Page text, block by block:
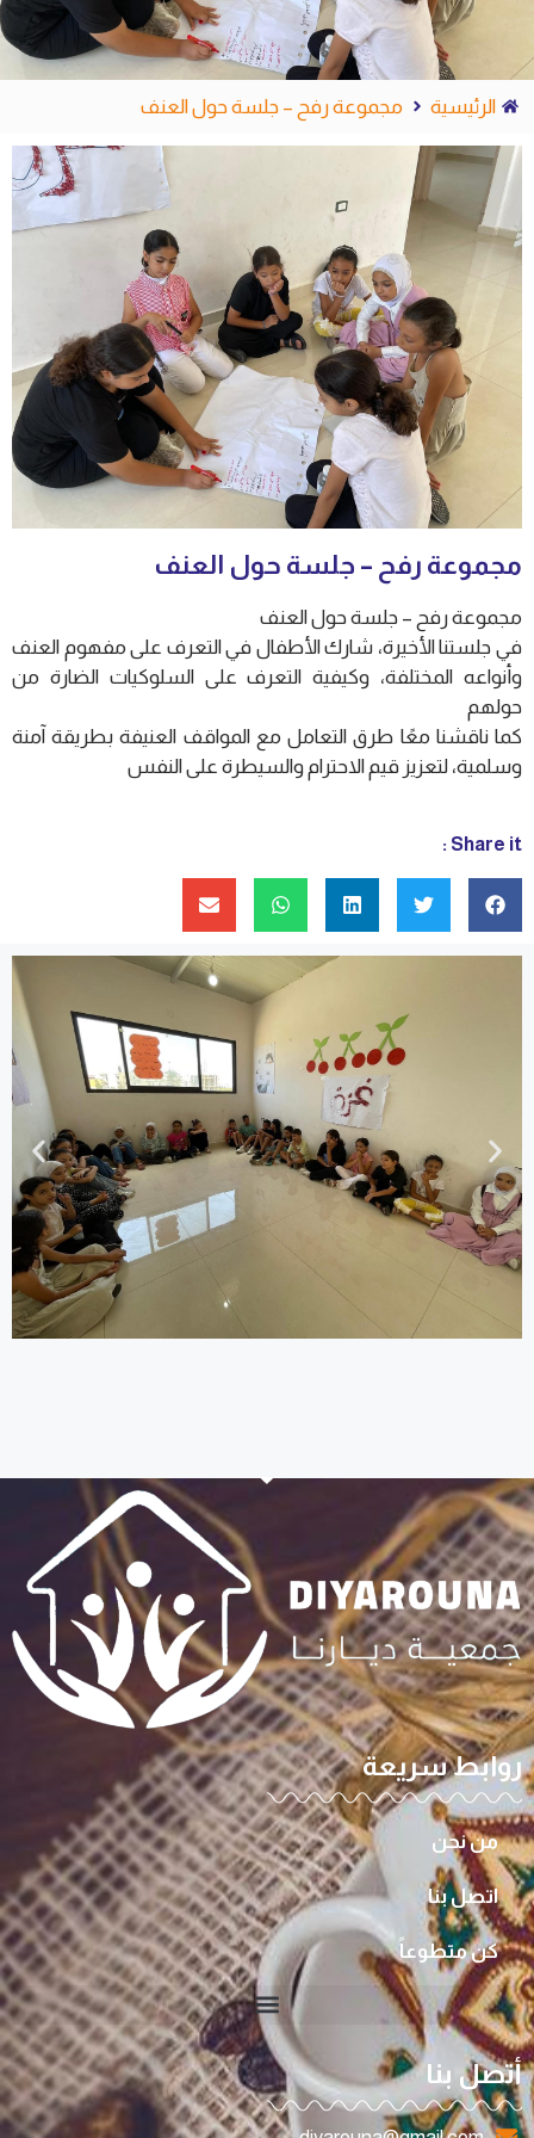
الرئيسية مجموعة رفح – جلسة حول العنف
مجموعة رفح – جلسة حول العنف
مجموعة رفح – جلسة حول العنف
في جلستنا الأخيرة، شارك الأطفال في التعرف على مفهوم العنف
وأنواعه المختلفة، وكيفية التعرف على السلوكيات الضارة من
حولهم
كما ناقشنا معًا طرق التعامل مع المواقف العنيفة بطريقة آمنة
وسلمية، لتعزيز قيم الاحترام والسيطرة على النفس
Share it :
روابط سريعة
من نحن
اتصل بنا
كن متطوعاً
أتصل بنا